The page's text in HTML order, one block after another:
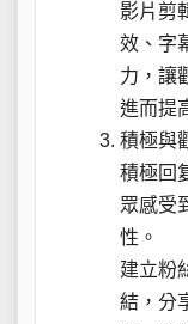
影片剪
效、字
力，讓
進而提
積極與
積極回
眾感受
性。
建立粉
結，分